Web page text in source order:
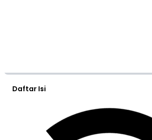
Daftar Isi